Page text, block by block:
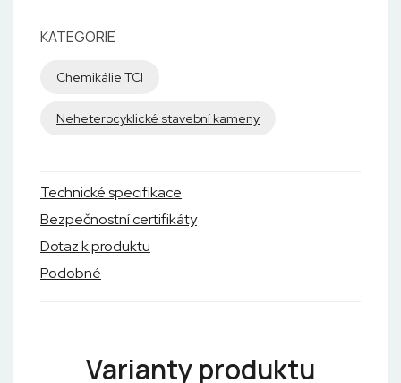
KATEGORIE
Chemikálie TCI
Neheterocyklické stavební kameny
Technické specifikace
Bezpečnostní certifikáty
Dotaz k produktu
Podobné
Varianty produktu